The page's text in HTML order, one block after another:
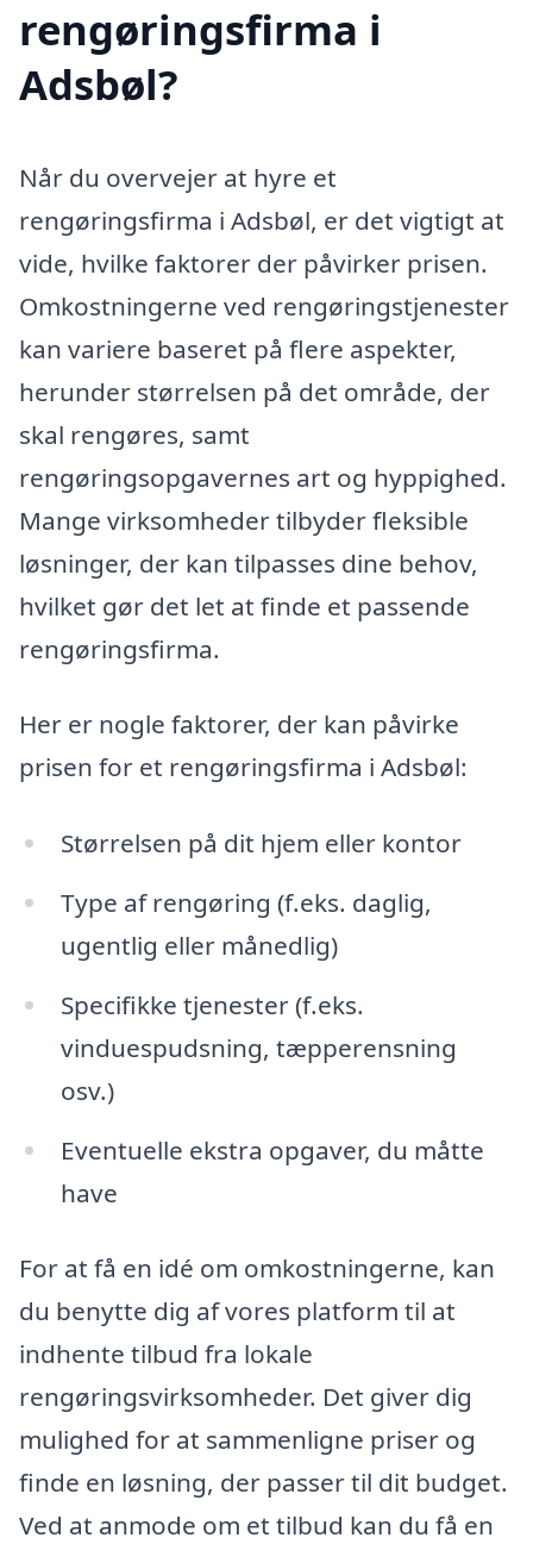
rengøringsfirma i
Adsbøl?
Når du overvejer at hyre et
rengøringsfirma i Adsbøl, er det vigtigt at
vide, hvilke faktorer der påvirker prisen.
Omkostningerne ved rengøringstjenester
kan variere baseret på flere aspekter,
herunder størrelsen på det område, der
skal rengøres, samt
rengøringsopgavernes art og hyppighed.
Mange virksomheder tilbyder fleksible
løsninger, der kan tilpasses dine behov,
hvilket gør det let at finde et passende
rengøringsfirma.
Her er nogle faktorer, der kan påvirke
prisen for et rengøringsfirma i Adsbøl:
Størrelsen på dit hjem eller kontor
Type af rengøring (f.eks. daglig,
ugentlig eller månedlig)
Specifikke tjenester (f.eks.
vinduespudsning, tæpperensning
osv.)
Eventuelle ekstra opgaver, du måtte
have
For at få en idé om omkostningerne, kan
du benytte dig af vores platform til at
indhente tilbud fra lokale
rengøringsvirksomheder. Det giver dig
mulighed for at sammenligne priser og
finde en løsning, der passer til dit budget.
Ved at anmode om et tilbud kan du få en